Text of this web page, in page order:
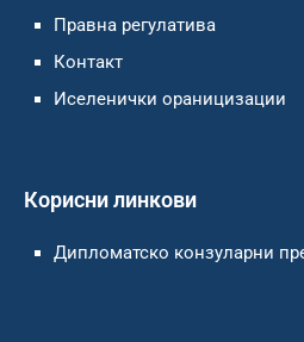
Правна регулатива
Контакт
Иселенички ораницизации
Корисни линкови
Дипломатско конзуларни